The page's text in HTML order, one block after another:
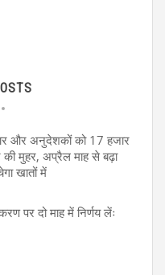
और अनुदेशकों को 17 हजार
मुहर, अप्रैल माह से बढ़ा
खातों में
पर दो माह में निर्णय लेंः